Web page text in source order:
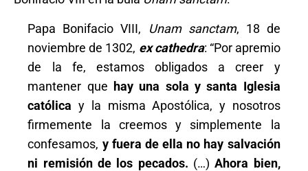
Papa Bonifacio VIII, Unam sanctam, 18 de
noviembre de 1302, ex cathedra: “Por apremio
de la fe, estamos obligados a creer y
mantener que hay una sola y santa Iglesia
católica y la misma Apostólica, y nosotros
firmemente la creemos y simplemente la
confesamos, y fuera de ella no hay salvación
ni remisión de los pecados. (…)Ahora bien,